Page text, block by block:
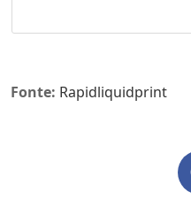
Fonte: Rapidliquidprint